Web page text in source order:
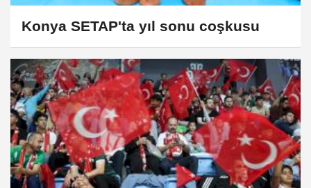
Konya SETAP'ta yıl sonu coşkusu